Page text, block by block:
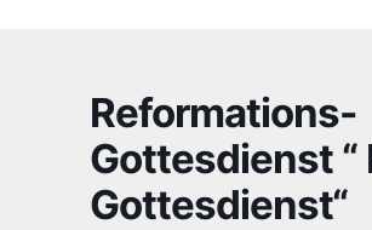
Reformations-
Gottesdienst “
Gottesdienst“